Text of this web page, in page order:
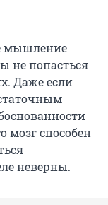
мышление
не попасться
Даже если
мозг способен
неверны.